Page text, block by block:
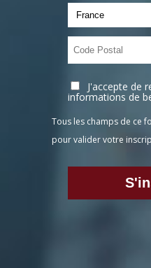
J'accepte de
informations de
Tous les champs de ce
pour valider votre